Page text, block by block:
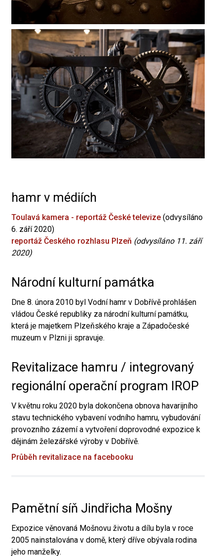
hamr v médiích
Toulavá kamera - reportáž České televize (odvysíláno
6. září 2020)
reportáž Českého rozhlasu Plzeň (odvysíláno 11. září
2020)
Národní kulturní památka
Dne 8. února 2010 byl Vodní hamr v Dobřívě prohlášen
vládou České republiky za národní kulturní památku,
která je majetkem Plzeňského kraje a Západočeské
muzeum v Plzni ji spravuje.
Revitalizace hamru / integrovaný
regionální operační program IROP
V květnu roku 2020 byla dokončena obnova havarijního
stavu technického vybavení vodního hamru, vybudování
provozního zázemí a vytvoření doprovodné expozice k
dějinám železářské výroby v Dobřívě.
Průběh revitalizace na facebooku
Pamětní síň Jindřicha Mošny
Expozice věnovaná Mošnovu životu a dílu byla v roce
2005 nainstalována v domě, který dříve obývala rodina
jeho manželky.